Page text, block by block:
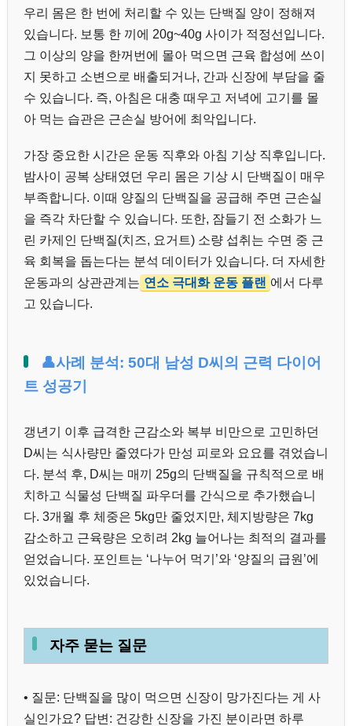
우리 몸은 한 번에 처리할 수 있는 단백질 양이 정해져
있습니다. 보통 한 끼에 20g~40g 사이가 적정선입니다.
그 이상의 양을 한꺼번에 몰아 먹으면 근육 합성에 쓰이
지 못하고 소변으로 배출되거나, 간과 신장에 부담을 줄
수 있습니다. 즉, 아침은 대충 때우고 저녁에 고기를 몰
아 먹는 습관은 근손실 방어에 최악입니다.
가장 중요한 시간은 운동 직후와 아침 기상 직후입니다.
밤사이 공복 상태였던 우리 몸은 기상 시 단백질이 매우
부족합니다. 이때 양질의 단백질을 공급해 주면 근손실
을 즉각 차단할 수 있습니다. 또한, 잠들기 전 소화가 느
린 카제인 단백질(치즈, 요거트) 소량 섭취는 수면 중 근
육 회복을 돕는다는 분석 데이터가 있습니다. 더 자세한
운동과의 상관관계는 연소 극대화 운동 플랜 에서 다루
고 있습니다.
👤사례 분석: 50대 남성 D씨의 근력 다이어
트 성공기
갱년기 이후 급격한 근감소와 복부 비만으로 고민하던
D씨는 식사량만 줄였다가 만성 피로와 요요를 겪었습니
다. 분석 후, D씨는 매끼 25g의 단백질을 규칙적으로 배
치하고 식물성 단백질 파우더를 간식으로 추가했습니
다. 3개월 후 체중은 5kg만 줄었지만, 체지방량은 7kg
감소하고 근육량은 오히려 2kg 늘어나는 최적의 결과를
얻었습니다. 포인트는 ‘나누어 먹기’와 ‘양질의 급원’에
있었습니다.
자주 묻는 질문
• 질문: 단백질을 많이 먹으면 신장이 망가진다는 게 사
실인가요? 답변: 건강한 신장을 가진 분이라면 하루